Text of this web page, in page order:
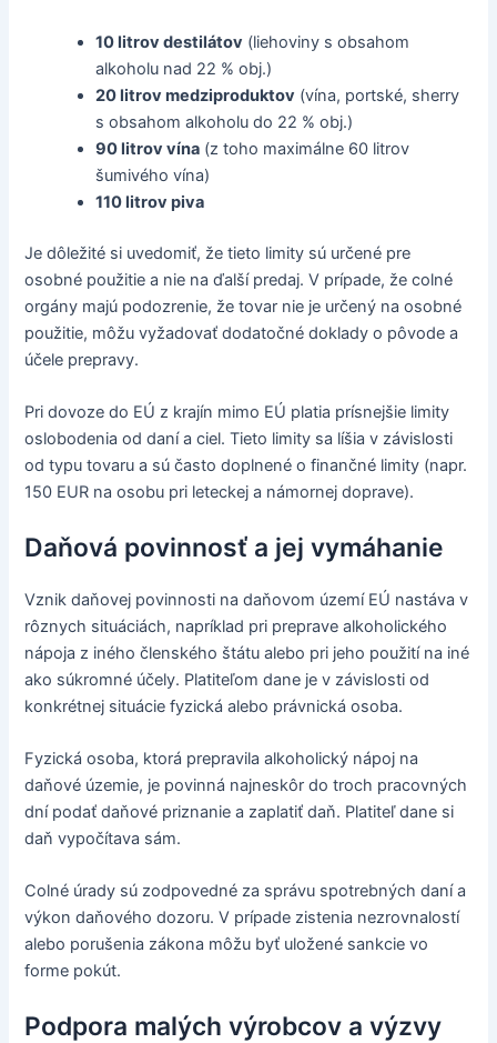
10 litrov destilátov (liehoviny s obsahom
alkoholu nad 22 % obj.)
20 litrov medziproduktov (vína, portské, sherry
s obsahom alkoholu do 22 % obj.)
90 litrov vína (z toho maximálne 60 litrov
šumivého vína)
110 litrov piva
Je dôležité si uvedomiť, že tieto limity sú určené pre
osobné použitie a nie na ďalší predaj. V prípade, že colné
orgány majú podozrenie, že tovar nie je určený na osobné
použitie, môžu vyžadovať dodatočné doklady o pôvode a
účele prepravy.
Pri dovoze do EÚ z krajín mimo EÚ platia prísnejšie limity
oslobodenia od daní a ciel. Tieto limity sa líšia v závislosti
od typu tovaru a sú často doplnené o finančné limity (napr.
150 EUR na osobu pri leteckej a námornej doprave).
Daňová povinnosť a jej vymáhanie
Vznik daňovej povinnosti na daňovom území EÚ nastáva v
rôznych situáciách, napríklad pri preprave alkoholického
nápoja z iného členského štátu alebo pri jeho použití na iné
ako súkromné účely. Platiteľom dane je v závislosti od
konkrétnej situácie fyzická alebo právnická osoba.
Fyzická osoba, ktorá prepravila alkoholický nápoj na
daňové územie, je povinná najneskôr do troch pracovných
dní podať daňové priznanie a zaplatiť daň. Platiteľ dane si
daň vypočítava sám.
Colné úrady sú zodpovedné za správu spotrebných daní a
výkon daňového dozoru. V prípade zistenia nezrovnalostí
alebo porušenia zákona môžu byť uložené sankcie vo
forme pokút.
Podpora malých výrobcov a výzvy